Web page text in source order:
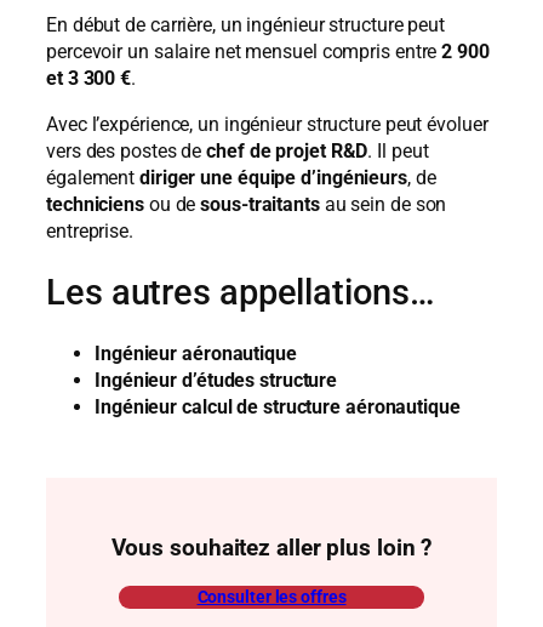
En début de carrière, un ingénieur structure peut
percevoir un salaire net mensuel compris entre2 900
et 3 300 €.
Avec l’expérience, un ingénieur structure peut évoluer
vers des postes dechef de projet R&D. Il peut
égalementdiriger une équipe d’ingénieurs, de
techniciensou desous-traitantsau sein de son
entreprise.
Les autres appellations…
Ingénieur aéronautique
Ingénieur d’études structure
Ingénieur calcul de structure aéronautique
Vous souhaitez aller plus loin ?
Consulter les offres